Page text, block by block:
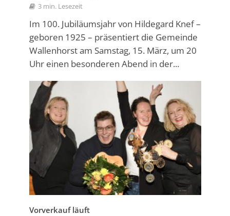
3 min. Lesezeit
Im 100. Jubiläumsjahr von Hildegard Knef –
geboren 1925 – präsentiert die Gemeinde
Wallenhorst am Samstag, 15. März, um 20
Uhr einen besonderen Abend in der...
Vorverkauf läuft